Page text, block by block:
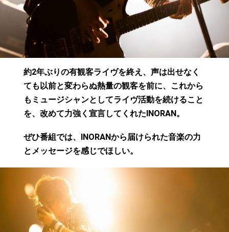
約2年ぶりの有観客ライヴを終え、声は出せなく
ても以前と変わらぬ熱量の観客を前に、これから
もミュージシャンとしてライヴ活動を続けること
を、改めて力強く宣言してくれたINORAN。
ぜひ番組では、INORANから届けられた音楽の力
とメッセージを感じでほしい。